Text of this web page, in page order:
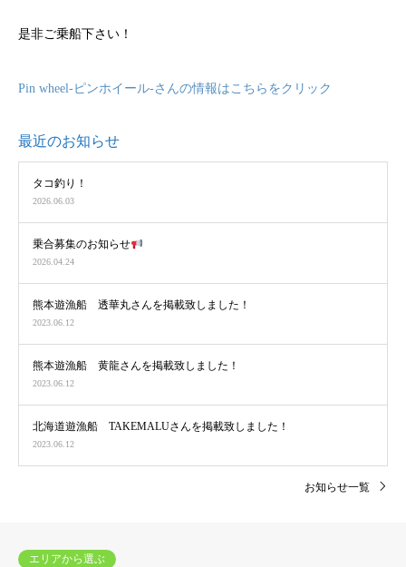
是非ご乗船下さい！
Pin wheel-ピンホイール-さんの情報はこちらをクリック
最近のお知らせ
タコ釣り！
2026.06.03
乗合募集のお知らせ
2026.04.24
熊本遊漁船 透華丸さんを掲載致しました！
2023.06.12
熊本遊漁船 黄龍さんを掲載致しました！
2023.06.12
北海道遊漁船 TAKEMALUさんを掲載致しました！
2023.06.12
お知らせ一覧
エリアから選ぶ